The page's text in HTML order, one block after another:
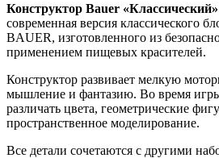
Конструктор Bauer «Классический»
современная версия классического
BAUER, изготовленного из
применением пищевых красителей.
Конструктор развивает мелкую
мышление и фантазию. Во время
различать цвета, геометрические
пространственное моделирование.
Все детали сочетаются с другими